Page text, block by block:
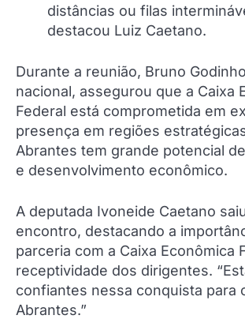
distâncias ou filas
destacou Luiz Caetano.
Durante a reunião, Bruno
nacional, assegurou que a Caixa
Federal está comprometida em
presença em regiões
Abrantes tem grande potencial
e desenvolvimento econômico.
A deputada Ivoneide Caetano
encontro, destacando a
parceria com a Caixa Econômica
receptividade dos dirigentes.
confiantes nessa conquista para
Abrantes.”